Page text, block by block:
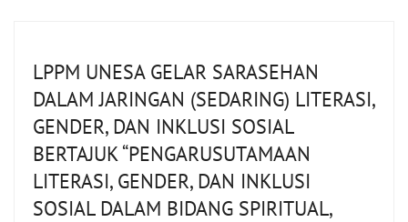
LPPM UNESA GELAR SARASEHAN
DALAM JARINGAN (SEDARING) LITERASI,
GENDER, DAN INKLUSI SOSIAL
BERTAJUK “PENGARUSUTAMAAN
LITERASI, GENDER, DAN INKLUSI
SOSIAL DALAM BIDANG SPIRITUAL,